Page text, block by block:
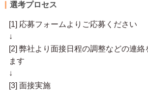
選考プロセス
[1] 応募フォームよりご応募ください
↓
[2] 弊社より面接日程の調整などの連絡
ます
↓
[3] 面接実施